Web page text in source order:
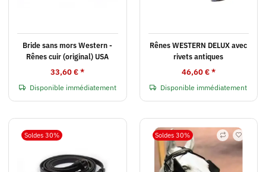
Bride sans mors Western -
Rênes cuir (original) USA
33,60 €*
Disponible immédiatement
Rênes WESTERN DELUX avec
rivets antiques
46,60 €*
Disponible immédiatement
Soldes 30% Soldes 30%